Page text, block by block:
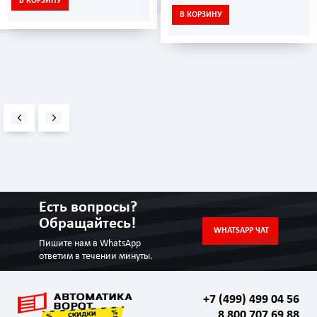
В КОРЗИНУ
Есть вопросы?
Обращайтесь!
Пишите нам в WhatsApp
ответим в течении минуты.
WHATSAPP ЧАТ
+7 (499) 499 04 56